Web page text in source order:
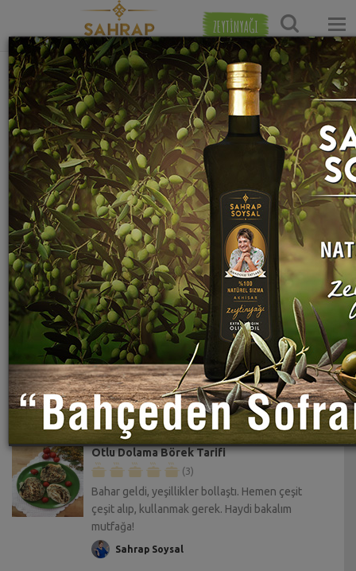
ZEYTİNYAĞI
Ana Sayfa Hamur İşi Tarifleri Börek Tarifleri
Patatesli
Börek
Tarifleri
Ispanaklı
Börek
Tarifleri
Peynirli
Tarifleri
Kıymalı
Börek
Tarifleri
Otlu Dolama Börek Tarifi
(3)
Bahar geldi, yeşillikler bollaştı. Hemen çeşit
çeşit alıp, kullanmak gerek. Haydi bakalım
mutfağa!
Sahrap Soysal